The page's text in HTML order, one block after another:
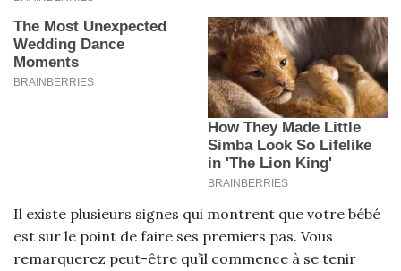
Il existe plusieurs signes qui montrent que votre bébé
est sur le point de faire ses premiers pas. Vous
remarquerez peut-être qu’il commence à se tenir